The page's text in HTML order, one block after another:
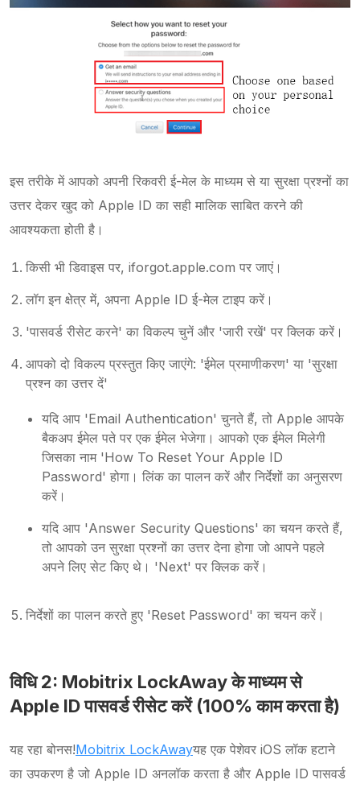
इस तरीके में आपको अपनी रिकवरी ई-मेल के माध्यम से या सुरक्षा प्रश्नों का
उत्तर देकर खुद को Apple ID का सही मालिक साबित करने की
आवश्यकता होती है।
किसी भी डिवाइस पर, iforgot.apple.com पर जाएं।
लॉग इन क्षेत्र में, अपना Apple ID ई-मेल टाइप करें।
'पासवर्ड रीसेट करने' का विकल्प चुनें और 'जारी रखें' पर क्लिक करें।
आपको दो विकल्प प्रस्तुत किए जाएंगे: 'ईमेल प्रमाणीकरण' या 'सुरक्षा
प्रश्न का उत्तर दें'
यदि आप 'Email Authentication' चुनते हैं, तो Apple आपके
बैकअप ईमेल पते पर एक ईमेल भेजेगा। आपको एक ईमेल मिलेगी
जिसका नाम 'How To Reset Your Apple ID
Password' होगा। लिंक का पालन करें और निर्देशों का अनुसरण
करें।
यदि आप 'Answer Security Questions' का चयन करते हैं,
तो आपको उन सुरक्षा प्रश्नों का उत्तर देना होगा जो आपने पहले
अपने लिए सेट किए थे। 'Next' पर क्लिक करें।
निर्देशों का पालन करते हुए 'Reset Password' का चयन करें।
विधि 2: Mobitrix LockAway के माध्यम से
Apple ID पासवर्ड रीसेट करें (100% काम करता है)
यह रहा बोनस!Mobitrix LockAwayयह एक पेशेवर iOS लॉक हटाने
का उपकरण है जो Apple ID अनलॉक करता है और Apple ID पासवर्ड